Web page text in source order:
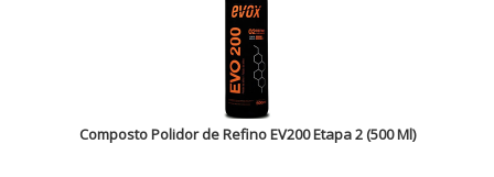
Composto Polidor de Refino EV200 Etapa 2 (500 Ml)